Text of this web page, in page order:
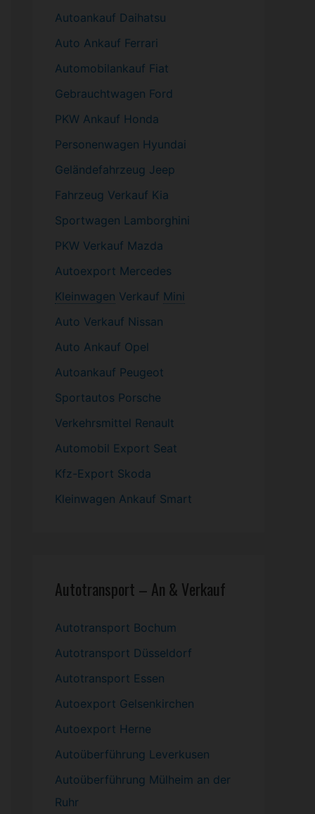
Autoankauf Daihatsu
Auto Ankauf Ferrari
Automobilankauf Fiat
Gebrauchtwagen Ford
PKW Ankauf Honda
Personenwagen Hyundai
Geländefahrzeug Jeep
Fahrzeug Verkauf Kia
Sportwagen Lamborghini
PKW Verkauf Mazda
Autoexport Mercedes
Kleinwagen Verkauf Mini
Auto Verkauf Nissan
Auto Ankauf Opel
Autoankauf Peugeot
Sportautos Porsche
Verkehrsmittel Renault
Automobil Export Seat
Kfz-Export Skoda
Kleinwagen Ankauf Smart
Autotransport – An & Verkauf
Autotransport Bochum
Autotransport Düsseldorf
Autotransport Essen
Autoexport Gelsenkirchen
Autoexport Herne
Autoüberführung Leverkusen
Autoüberführung Mülheim an der
Ruhr